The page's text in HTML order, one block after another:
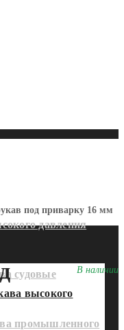
давления
судовые
промышленного
высокого
под приварку 16 мм
В наличии